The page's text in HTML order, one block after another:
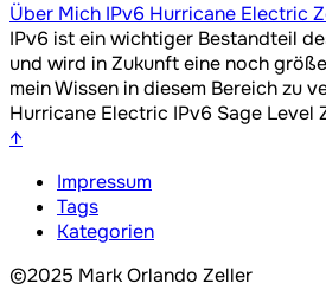
Über Mich IPv6 Hurricane Electric
IPv6 ist ein wichtiger Bestandteil
und wird in Zukunft eine noch
mein Wissen in diesem Bereich zu
Hurricane Electric IPv6 Sage Level
↑
Impressum
Tags
Kategorien
©️2025 Mark Orlando Zeller